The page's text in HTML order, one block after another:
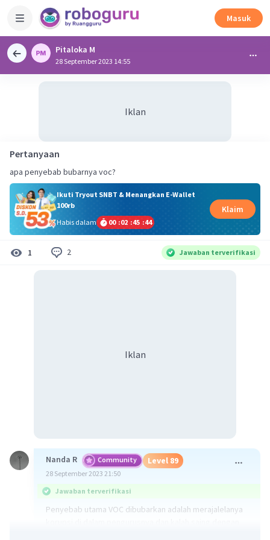
Masuk
Pitaloka M
28 September 2023 14:55
Iklan
Pertanyaan
apa penyebab bubarnya voc?
Ikuti Tryout SNBT & Menangkan E-Wallet
100rb
Habis dalam
00 :02 :45 :44
Klaim
1 2 Jawaban terverifikasi
Iklan
Nanda R Community Level 89
28 September 2023 21:50
Jawaban terverifikasi
Penyebab utama VOC dibubarkan adalah merajalelanya